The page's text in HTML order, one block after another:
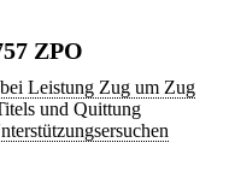
ZPO
Leistung Zug um Zug
und Quittung